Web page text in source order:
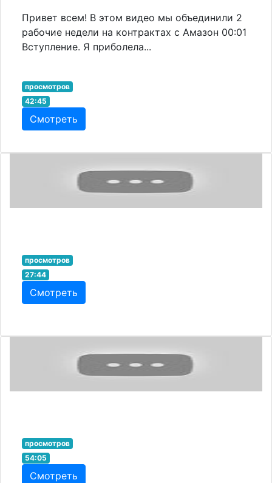
Привет всем! В этом видео мы объединили 2
рабочие недели на контрактах с Амазон 00:01
Вступление. Я приболела...
просмотров
42:45
Смотреть
просмотров
27:44
Смотреть
просмотров
54:05
Смотреть